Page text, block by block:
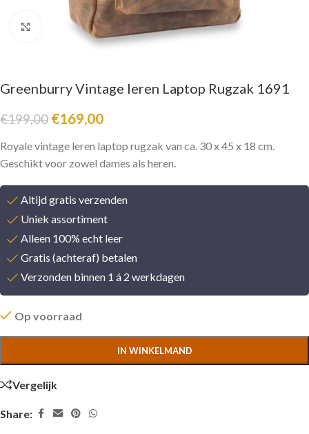
Click to enlarge
Greenburry Vintage leren Laptop Rugzak 1691
€199,00 €169,00
Royale vintage leren laptop rugzak van ca. 30 x 45 x 18 cm.
Geschikt voor zowel dames als heren.
Altijd gratis verzenden
Uniek assortiment
Alleen 100% echt leer
Gratis (achteraf) betalen
Verzonden binnen 1 á 2 werkdagen
Op voorraad
IN WINKELMAND
Vergelijk
Share: